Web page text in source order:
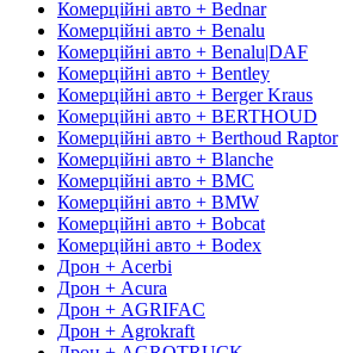
Комерційні авто + Bednar
Комерційні авто + Benalu
Комерційні авто + Benalu|DAF
Комерційні авто + Bentley
Комерційні авто + Berger Kraus
Комерційні авто + BERTHOUD
Комерційні авто + Berthoud Raptor
Комерційні авто + Blanche
Комерційні авто + BMC
Комерційні авто + BMW
Комерційні авто + Bobcat
Комерційні авто + Bodex
Дрон + Acerbi
Дрон + Acura
Дрон + AGRIFAC
Дрон + Agrokraft